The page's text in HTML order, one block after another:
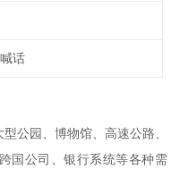
话
公园、博物馆、高速公路、
国公司、银行系统等各种需